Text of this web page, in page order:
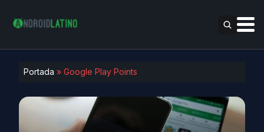
Portada » Google Play Points